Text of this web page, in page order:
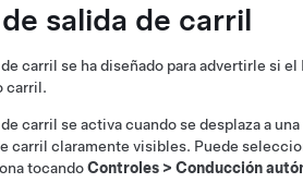
salida de carril
carril se ha diseñado para advertirle si el
carril.
carril se activa cuando se desplaza a
carril claramente visibles. Puede
tocandoControles > Conducción